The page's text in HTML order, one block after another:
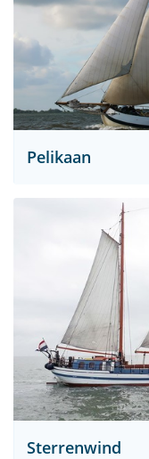
Pelikaan
Sterrenwind